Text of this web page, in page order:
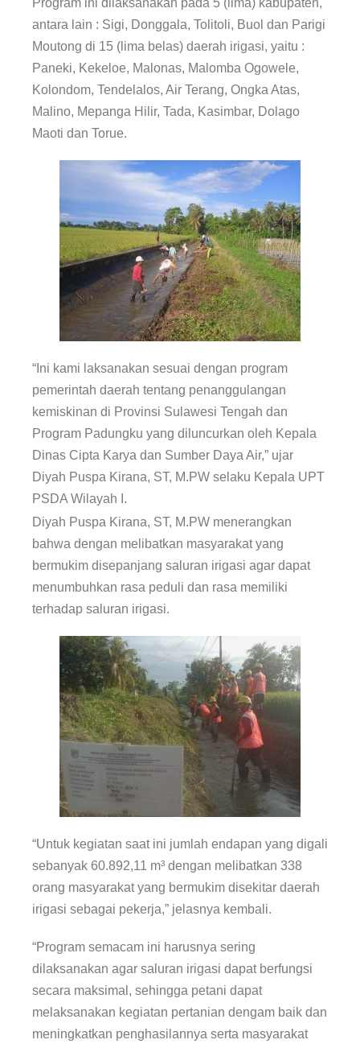
antara lain : Sigi, Donggala, Tolitoli, Buol dan Parigi
Moutong di 15 (lima belas) daerah irigasi, yaitu :
Paneki, Kekeloe, Malonas, Malomba Ogowele,
Kolondom, Tendelalos, Air Terang, Ongka Atas,
Malino, Mepanga Hilir, Tada, Kasimbar, Dolago
Maoti dan Torue.
“Ini kami laksanakan sesuai dengan program
pemerintah daerah tentang penanggulangan
kemiskinan di Provinsi Sulawesi Tengah dan
Program Padungku yang diluncurkan oleh Kepala
Dinas Cipta Karya dan Sumber Daya Air,” ujar
Diyah Puspa Kirana, ST, M.PW selaku Kepala UPT
PSDA Wilayah I.
Diyah Puspa Kirana, ST, M.PW menerangkan
bahwa dengan melibatkan masyarakat yang
bermukim disepanjang saluran irigasi agar dapat
menumbuhkan rasa peduli dan rasa memiliki
terhadap saluran irigasi.
“Untuk kegiatan saat ini jumlah endapan yang digali
sebanyak 60.892,11 m³ dengan melibatkan 338
orang masyarakat yang bermukim disekitar daerah
irigasi sebagai pekerja,” jelasnya kembali.
“Program semacam ini harusnya sering
dilaksanakan agar saluran irigasi dapat berfungsi
secara maksimal, sehingga petani dapat
melaksanakan kegiatan pertanian dengam baik dan
meningkatkan penghasilannya serta masyarakat